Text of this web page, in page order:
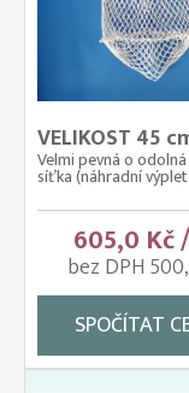
VELIKOST 45
Velmi pevná o
síťka (náhradní
605,0 Kč
bez DPH
SPOČÍTAT